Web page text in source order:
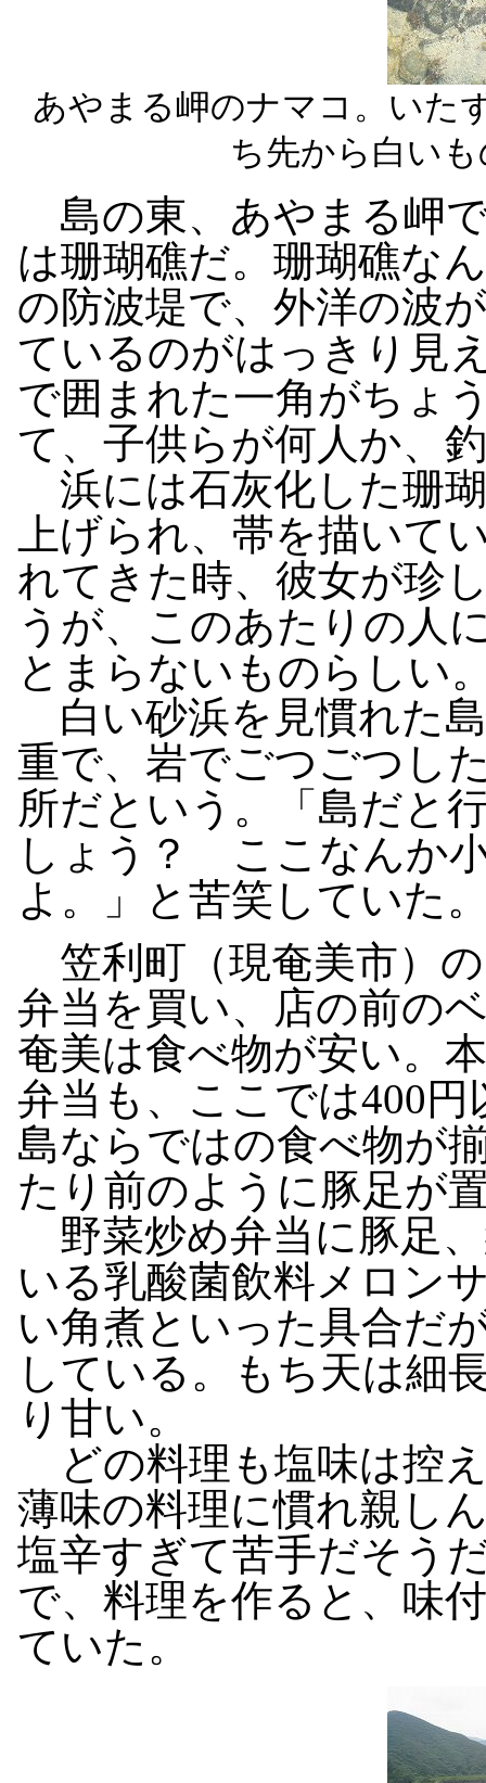
あやまる岬のナマコ。いた
ち先から白い
島の東、あやまる岬
は珊瑚礁だ。珊瑚礁な
の防波堤で、外洋の波
ているのがはっきり見
で囲まれた一角がちょ
て、子供らが何人か、
浜には石灰化した珊
上げられ、帯を描いて
れてきた時、彼女が珍
うが、このあたりの人
とまらないものらしい
白い砂浜を見慣れた
重で、岩でごつごつし
所だという。「島だと
しょう？ ここなんか
よ。」と苦笑していた
笠利町（現奄美市）
弁当を買い、店の前の
奄美は食べ物が安い。
弁当も、ここでは400
島ならではの食べ物が
たり前のように豚足が
野菜炒め弁当に豚足
いる乳酸菌飲料メロン
い角煮といった具合だ
している。もち天は細
り甘い。
どの料理も塩味は控
薄味の料理に慣れ親し
塩辛すぎて苦手だそう
で、料理を作ると、味
ていた。